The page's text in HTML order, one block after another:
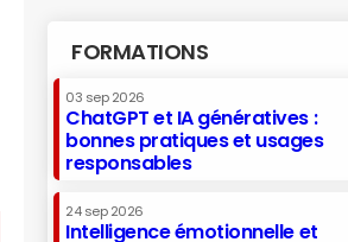
FORMATIONS
03 sep 2026
ChatGPT et IA génératives :
bonnes pratiques et usages
responsables
24 sep 2026
Intelligence émotionnelle et